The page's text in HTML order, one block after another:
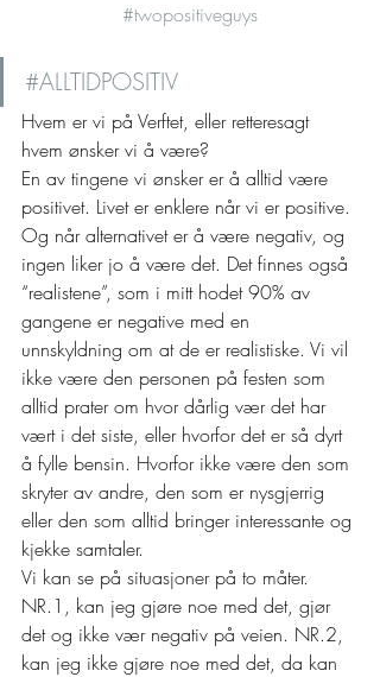
#twopositiveguys
#ALLTIDPOSITIV
Hvem er vi på Verftet, eller retteresagt
hvem ønsker vi å være?
En av tingene vi ønsker er å alltid være
positivet. Livet er enklere når vi er positive.
Og når alternativet er å være negativ, og
ingen liker jo å være det. Det finnes også
“realistene”, som i mitt hodet 90% av
gangene er negative med en
unnskyldning om at de er realistiske. Vi vil
ikke være den personen på festen som
alltid prater om hvor dårlig vær det har
vært i det siste, eller hvorfor det er så dyrt
å fylle bensin. Hvorfor ikke være den som
skryter av andre, den som er nysgjerrig
eller den som alltid bringer interessante og
kjekke samtaler.
Vi kan se på situasjoner på to måter.
NR.1, kan jeg gjøre noe med det, gjør
det og ikke vær negativ på veien. NR.2,
kan jeg ikke gjøre noe med det, da kan